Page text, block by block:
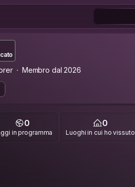
Membro dal 2026
0
in programma
0
Luoghi in cui ho vissuto